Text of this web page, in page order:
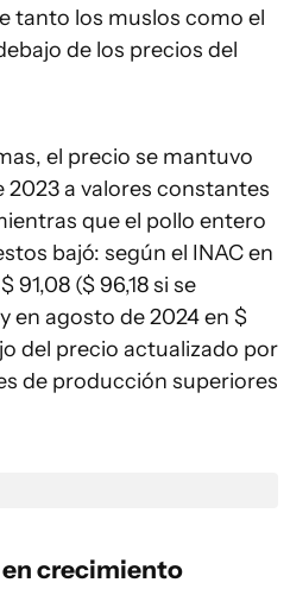
tanto los muslos como el
de los precios del
el precio se mantuvo
a valores constantes
que el pollo entero
bajó: según el INAC en
91,08 ($ 96,18 si se
en agosto de 2024 en $
del precio actualizado por
de producción superiores
crecimiento